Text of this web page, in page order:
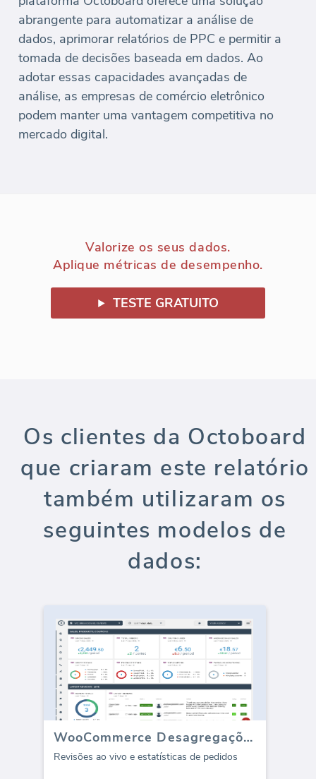
abrangente para automatizar a análise de
dados, aprimorar relatórios de PPC e permitir a
tomada de decisões baseada em dados. Ao
adotar essas capacidades avançadas de
análise, as empresas de comércio eletrônico
podem manter uma vantagem competitiva no
mercado digital.
Valorize os seus dados.
Aplique métricas de desempenho.
TESTE GRATUITO
Os clientes da Octoboard
que criaram este relatório
também utilizaram os
seguintes modelos de
dados:
WooCommerce Desagregações / Avaliações
Revisões ao vivo e estatísticas de pedidos